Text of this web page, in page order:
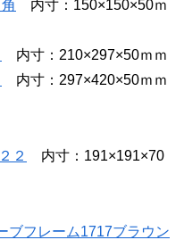
内寸：150×150×50ｍ
内寸：210×297×50ｍｍ
内寸：297×420×50ｍｍ
２
内寸：191×191×70
ブフレーム1717ブラウン